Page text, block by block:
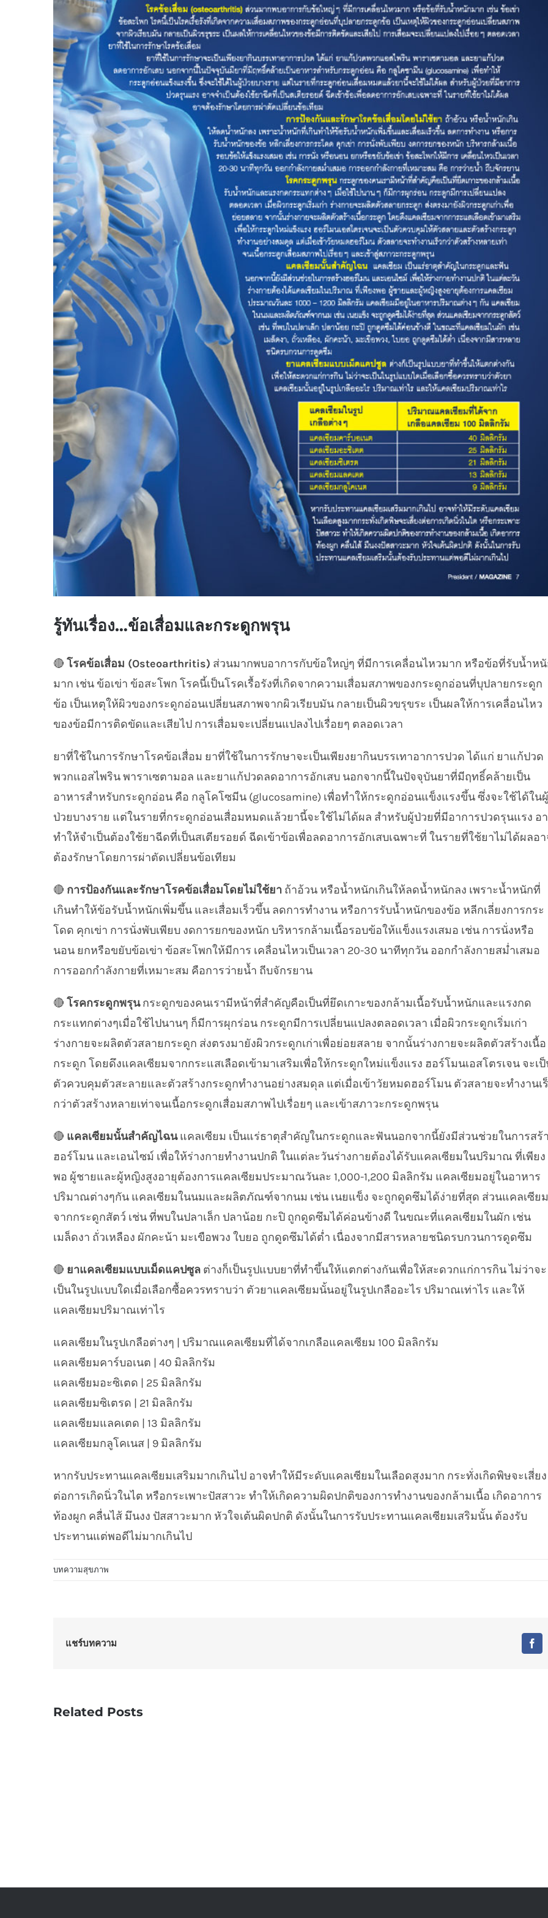
รู้ทันเรื่อง…ข้อเสื่อมและกระดูกพรุน
🔴 โรคข้อเสื่อม (Osteoarthritis) ส่วนมากพบอาการกับข้อใหญ่ๆ ที่มีการเคลื่อนไหวมาก หรือข้อที่รับน้ำห
มาก เช่น ข้อเข่า ข้อสะโพก โรคนี้เป็นโรคเรื้อรังที่เกิดจากความเสื่อมสภาพของกระดูกอ่อนที่บุปลายกระดูก
ข้อ เป็นเหตุให้ผิวของกระดูกอ่อนเปลี่ยนสภาพจากผิวเรียบมัน กลายเป็นผิวขรุขระ เป็นผลให้การเคลื่อนไหว
ของข้อมีการติดขัดและเสียไป การเสื่อมจะเปลี่ยนแปลงไปเรื่อยๆ ตลอดเวลา
ยาที่ใช้ในการรักษาโรคข้อเสื่อม ยาที่ใช้ในการรักษาจะเป็นเพียงยากินบรรเทาอาการปวด ได้แก่ ยาแก้ปวด
พวกแอสไพริน พาราเซตามอล และยาแก้ปวดลดอาการอักเสบ นอกจากนี้ในปัจจุบันยาที่มีฤทธิ์คล้ายเป็น
อาหารสำหรับกระดูกอ่อน คือ กลูโคโซมีน (glucosamine) เพื่อทำให้กระดูกอ่อนแข็งแรงขึ้น ซึ่งจะใช้ได้ในผู้
ป่วยบางราย แต่ในรายที่กระดูกอ่อนเสื่อมหมดแล้วยานี้จะใช้ไม่ได้ผล สำหรับผู้ป่วยที่มีอาการปวดรุนแรง อ
ทำให้จำเป็นต้องใช้ยาฉีดที่เป็นสเตียรอยด์ ฉีดเข้าข้อเพื่อลดอาการอักเสบเฉพาะที่ ในรายที่ใช้ยาไม่ได้ผลอ
ต้องรักษาโดยการผ่าตัดเปลี่ยนข้อเทียม
🔴 การป้องกันและรักษาโรคข้อเสื่อมโดยไม่ใช้ยา ถ้าอ้วน หรือน้ำหนักเกินให้ลดน้ำหนักลง เพราะน้ำหนักที่
เกินทำให้ข้อรับน้ำหนักเพิ่มขึ้น และเสื่อมเร็วขึ้น ลดการทำงาน หรือการรับน้ำหนักของข้อ หลีกเลี่ยงการกระ
โดด คุกเข่า การนั่งพับเพียบ งดการยกของหนัก บริหารกล้ามเนื้อรอบข้อให้แข็งแรงเสมอ เช่น การนั่งหรือ
นอน ยกหรือขยับข้อเข่า ข้อสะโพกให้มีการ เคลื่อนไหวเป็นเวลา 20-30 นาทีทุกวัน ออกกำลังกายสม่ำเสมอ
การออกกำลังกายที่เหมาะสม คือการว่ายน้ำ ถีบจักรยาน
🔴 โรคกระดูกพรุนกระดูกของคนเรามีหน้าที่สำคัญคือเป็นที่ยึดเกาะของกล้ามเนื้อรับน้ำหนักและแรงกด
กระแทกต่างๆเมื่อใช้ไปนานๆ ก็มีการผุกร่อน กระดูกมีการเปลี่ยนแปลงตลอดเวลา เมื่อผิวกระดูกเริ่มเก่า
ร่างกายจะผลิตตัวสลายกระดูก ส่งตรงมายังผิวกระดูกเก่าเพื่อย่อยสลาย จากนั้นร่างกายจะผลิตตัวสร้างเนื้อ
กระดูก โดยดึงแคลเซียมจากกระแสเลือดเข้ามาเสริมเพื่อให้กระดูกใหม่แข็งแรง ฮอร์โมนเอสโตรเจน จะเ
ตัวควบคุมตัวสะลายและตัวสร้างกระดูกทำงานอย่างสมดุล แต่เมื่อเข้าวัยหมดฮอร์โมน ตัวสลายจะทำงานเ
กว่าตัวสร้างหลายเท่าจนเนื้อกระดูกเสื่อมสภาพไปเรื่อยๆ และเข้าสภาวะกระดูกพรุน
🔴 แคลเซียมนั้นสำคัญไฉนแคลเซียม เป็นแร่ธาตุสำคัญในกระดูกและฟันนอกจากนี้ยังมีส่วนช่วยในการสร้
ฮอร์โมน และเอนไซม์ เพื่อให้ร่างกายทำงานปกติ ในแต่ละวันร่างกายต้องได้รับแคลเซียมในปริมาณ ที่เพียง
พอ ผู้ชายและผู้หญิงสูงอายุต้องการแคลเซียมประมาณวันละ 1,000-1,200 มิลลิกรัม แคลเซียมอยู่ในอาหาร
ปริมาณต่างๆกัน แคลเซียมในนมและผลิตภัณฑ์จากนม เช่น เนยแข็ง จะถูกดูดซึมได้ง่ายที่สุด ส่วนแคลเซียม
จากกระดูกสัตว์ เช่น ที่พบในปลาเล็ก ปลาน้อย กะปิ ถูกดูดซึมได้ค่อนข้างดี ในขณะที่แคลเซียมในผัก เช่น
เมล็ดงา ถั่วเหลือง ผักคะน้า มะเขือพวง ใบยอ ถูกดูดซึมได้ต่ำ เนื่องจากมีสารหลายชนิดรบกวนการดูดซึม
🔴 ยาแคลเซียมแบบเม็ดแคปซูล ต่างก็เป็นรูปแบบยาที่ทำขึ้นให้แตกต่างกันเพื่อให้สะดวกแก่การกิน ไม่ว่าจะ
เป็นในรูปแบบใดเมื่อเลือกซื้อควรทราบว่า ตัวยาแคลเซียมนั้นอยู่ในรูปเกลืออะไร ปริมาณเท่าไร และให้
แคลเซียมปริมาณเท่าไร
แคลเซียมในรูปเกลือต่างๆ | ปริมาณแคลเซียมที่ได้จากเกลือแคลเซียม 100 มิลลิกรัม
แคลเซียมคาร์บอเนต | 40 มิลลิกรัม
แคลเซียมอะซิเตด | 25 มิลลิกรัม
แคลเซียมซิเตรด | 21 มิลลิกรัม
แคลเซียมแลคเตด | 13 มิลลิกรัม
แคลเซียมกลูโคเนส | 9 มิลลิกรัม
หากรับประทานแคลเซียมเสริมมากเกินไป อาจทำให้มีระดับแคลเซียมในเลือดสูงมาก กระทั่งเกิดพิษจะเสี่ยง
ต่อการเกิดนิ่วในไต หรือกระเพาะปัสสาวะ ทำให้เกิดความผิดปกติของการทำงานของกล้ามเนื้อ เกิดอาการ
ท้องผูก คลื่นไส้ มึนงง ปัสสาวะมาก หัวใจเต้นผิดปกติ ดังนั้นในการรับประทานแคลเซียมเสริมนั้น ต้องรับ
ประทานแต่พอดีไม่มากเกินไป
บทความสุขภาพ
แชร์บทความ
Related Posts